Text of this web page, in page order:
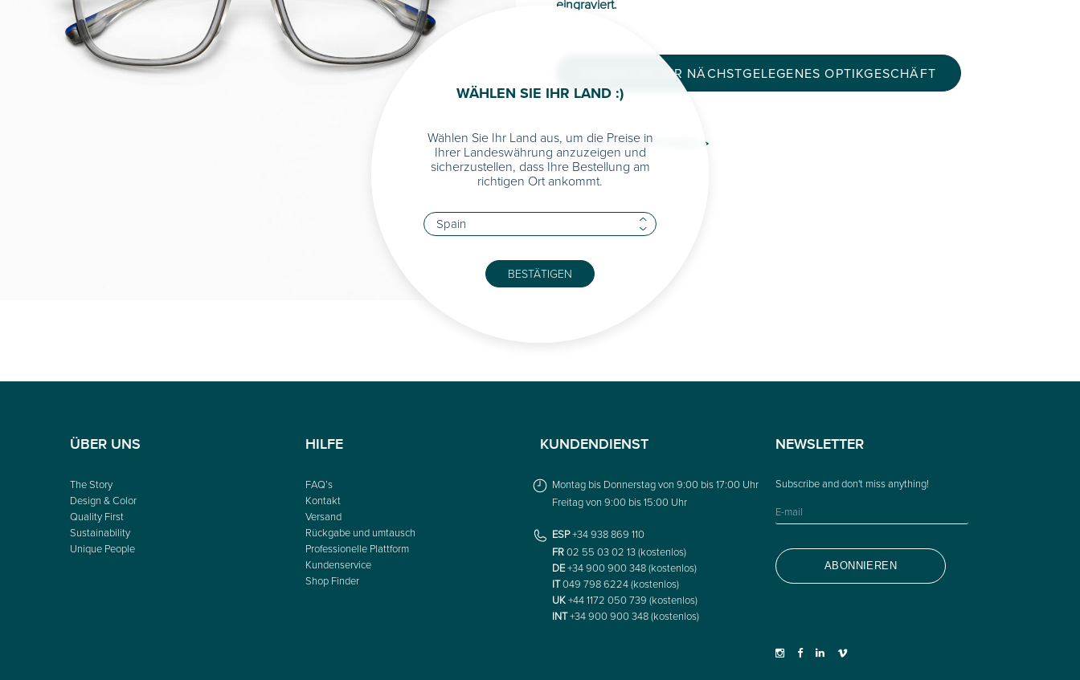
eingraviert.
FINDEN SIE IHR NÄCHSTGELEGENES OPTIKGESCHÄFT
MEHR INFORMATIONEN >
ÜBER UNS
The Story
Design & Color
Quality First
Sustainability
Unique People
HILFE
FAQ’s
Kontakt
Versand
Rückgabe und umtausch
Professionelle Plattform
Kundenservice
Shop Finder
KUNDENDIENST
Montag bis Donnerstag von 9:00 bis 17:00 Uhr
Freitag von 9:00 bis 15:00 Uhr
ESP+34 938 869 110
FR02 55 03 02 13 (kostenlos)
DE+34 900 900 348 (kostenlos)
IT049 798 6224 (kostenlos)
UK+44 1172 050 739 (kostenlos)
INT+34 900 900 348 (kostenlos)
NEWSLETTER
WÄHLEN SIE IHR LAND :)
Wählen Sie Ihr Land aus, um die Preise in
Ihrer Landeswährung anzuzeigen und
sicherzustellen, dass Ihre Bestellung am
richtigen Ort ankommt.
BESTÄTIGEN